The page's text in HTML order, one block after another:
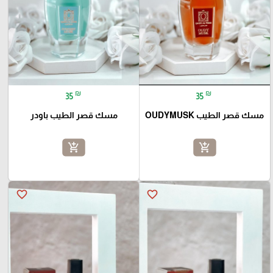
35 ₪
مسك قصر الطيب OUDYMUSK
add_shopping_cart
35 ₪
مسك قصر الطيب باودر
add_shopping_cart
favorite_border
favorite_border